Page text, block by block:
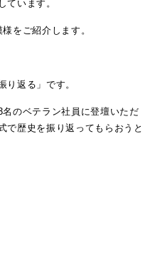
ています。
をご紹介します。
り返る」です。
のベテラン社員に登壇いただ
で歴史を振り返ってもらおうと